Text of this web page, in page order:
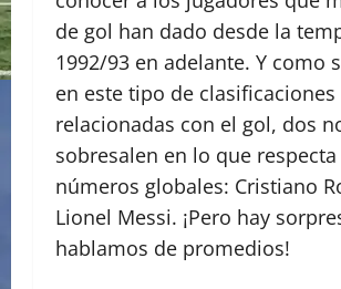
de gol han dado desde la
1992/93 en adelante. Y como
en este tipo de clasificaciones
relacionadas con el gol, dos
sobresalen en lo que respecta
números globales: Cristiano
Lionel Messi. ¡Pero hay
hablamos de promedios!